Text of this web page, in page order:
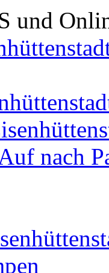
und
nach